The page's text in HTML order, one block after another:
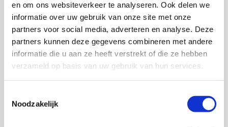
en om ons websiteverkeer te analyseren. Ook delen we
informatie over uw gebruik van onze site met onze
partners voor social media, adverteren en analyse. Deze
partners kunnen deze gegevens combineren met andere
informatie die u aan ze heeft verstrekt of die ze hebben
verzameld op basis van uw gebruik van hun services.
Noodzakelijk
Dorn therapie/ Breuss massage